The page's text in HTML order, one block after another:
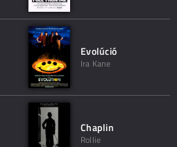
Evolúció
Ira Kane
Chaplin
Rollie